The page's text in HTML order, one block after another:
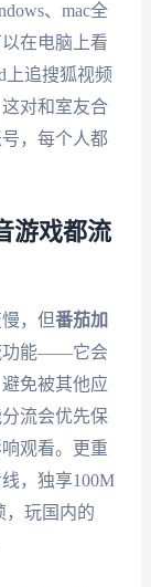
、mac全
在电脑上看
上追搜狐视频
对和室友合
，每个人都
游戏都流
，但番茄加
功能——它会
免被其他应
流会优先保
观看。更重
，独享100M
，玩国内的